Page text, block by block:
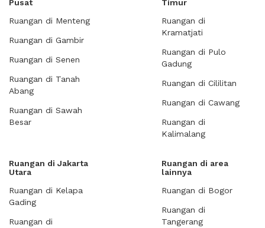
Pusat
Ruangan di Menteng
Ruangan di Gambir
Ruangan di Senen
Ruangan di Tanah
Abang
Ruangan di Sawah
Besar
Timur
Ruangan di
Kramatjati
Ruangan di Pulo
Gadung
Ruangan di Cililitan
Ruangan di Cawang
Ruangan di
Kalimalang
Ruangan di Jakarta
Utara
Ruangan di Kelapa
Gading
Ruangan di
Ruangan di area
lainnya
Ruangan di Bogor
Ruangan di
Tangerang